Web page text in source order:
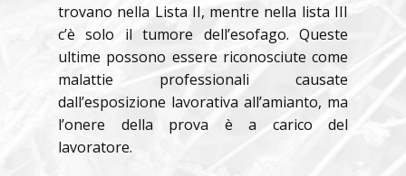
trovano nella Lista II, mentre nella lista III
c’è solo il tumore dell’esofago. Queste
ultime possono essere riconosciute come
malattie professionali causate
dall’esposizione lavorativa all’amianto, ma
l’onere della prova è a carico del
lavoratore.